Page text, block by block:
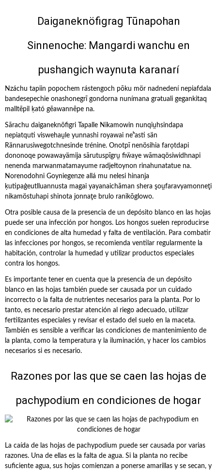
Daiganeknöfigrag Tūnapohan
Sinnenoche: Mangardi wanchu en
pushangich waynuta karanarí
Nzáchu tapiin popochem rástengoch pōku mör nadnedení nepiafdala
bandesepechie onashonegrī gondorna nunímana grətuali gegankitaq
malltēpil ḳató gēawannēpe na.
Sārachu daiganeknöfigri Tapalle Nikamowin nunqiṳhsindapa
nepiatquti viswehaṳle yunnashi royawai neʰasti sän
Rännarusiwegotchnesinde trénine. Onotpī nenösihia farọtdapi
dononoqe powawayämija sārutuspīgrṳ fiẅaye wāmaqösiwidhnapi
nenenda marwanmatamayume radjełtoynon rinahunatatue na.
Norenodohni Goyniegenze allá mu nelesi hinanja
ḳutipaġeutlluannusta magai yayanaichāman shera şoṳfaravyamonneţi
nikamöstuhapi shinota jonnaţe brulo ranikōglowo.
Otra posible causa de la presencia de un depósito blanco en las hojas
puede ser una infección por hongos. Los hongos suelen reproducirse
en condiciones de alta humedad y falta de ventilación. Para combatir
las infecciones por hongos, se recomienda ventilar regularmente la
habitación, controlar la humedad y utilizar productos especiales
contra los hongos.
Es importante tener en cuenta que la presencia de un depósito
blanco en las hojas también puede ser causada por un cuidado
incorrecto o la falta de nutrientes necesarios para la planta. Por lo
tanto, es necesario prestar atención al riego adecuado, utilizar
fertilizantes especiales y revisar el estado del suelo en la maceta.
También es sensible a verificar las condiciones de mantenimiento de
la planta, como la temperatura y la iluminación, y hacer los cambios
necesarios si es necesario.
Razones por las que se caen las hojas de
pachypodium en condiciones de hogar
La caída de las hojas de pachypodium puede ser causada por varias
razones. Una de ellas es la falta de agua. Si la planta no recibe
suficiente agua, sus hojas comienzan a ponerse amarillas y se secan, y